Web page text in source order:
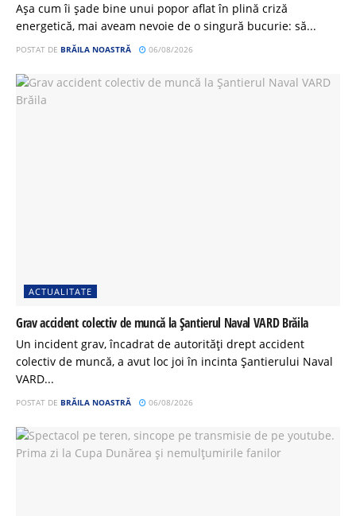
Așa cum îi șade bine unui popor aflat în plină criză
energetică, mai aveam nevoie de o singură bucurie: să...
POSTAT DE BRĂILA NOASTRĂ 06/08/2026
ACTUALITATE
Grav accident colectiv de muncă la Șantierul Naval VARD Brăila
Un incident grav, încadrat de autorități drept accident
colectiv de muncă, a avut loc joi în incinta Șantierului Naval
VARD...
POSTAT DE BRĂILA NOASTRĂ 06/08/2026